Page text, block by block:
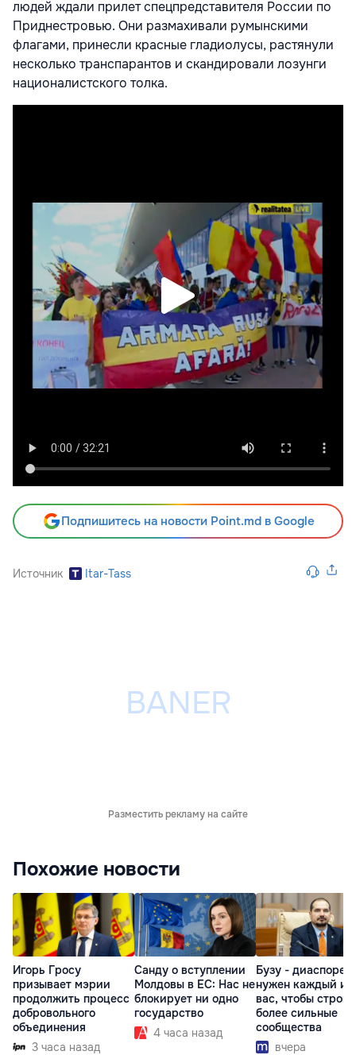
людей ждали прилет спецпредставителя России по
Приднестровью. Они размахивали румынскими
флагами, принесли красные гладиолусы, растянули
несколько транспарантов и скандировали лозунги
националистского толка.
Подпишитесь на новости Point.md в Google
Источник Itar-Tass
Разместить рекламу на сайте
Похожие новости
Игорь Гросу
призывает мэрии
продолжить процесс
добровольного
объединения
3 часа назад
Санду о вступлении
Молдовы в ЕС: Нас не
блокирует ни одно
государство
4 часа назад
Бузу - диаспоре:
нужен каждый из
вас, чтобы
более сильные
сообщества
вчера